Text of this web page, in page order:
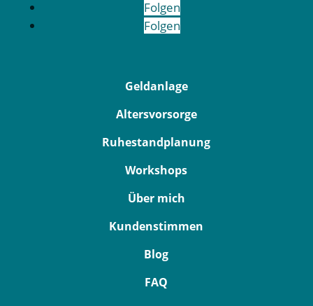
Folgen
Folgen
Geldanlage
Altersvorsorge
Ruhestandplanung
Workshops
Über mich
Kundenstimmen
Blog
FAQ